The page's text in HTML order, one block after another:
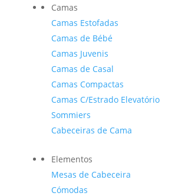
Camas
Camas Estofadas
Camas de Bébé
Camas Juvenis
Camas de Casal
Camas Compactas
Camas C/Estrado Elevatório
Sommiers
Cabeceiras de Cama
Elementos
Mesas de Cabeceira
Cómodas